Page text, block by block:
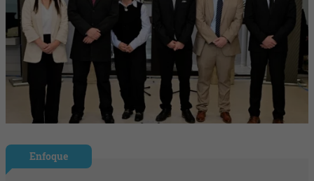
Enfoque